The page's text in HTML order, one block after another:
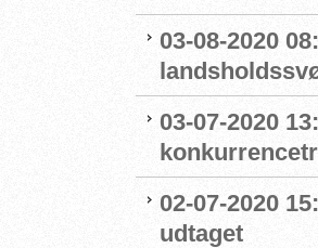
03-08-2020
03-07-2020
02-07-2020
udtaget